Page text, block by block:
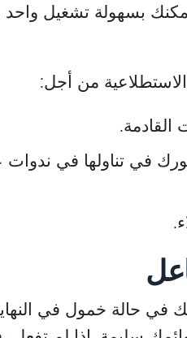
بسهولة تشغيل
من أجل:
القادمة.
في تناولها في ندوات
حالة خمول في